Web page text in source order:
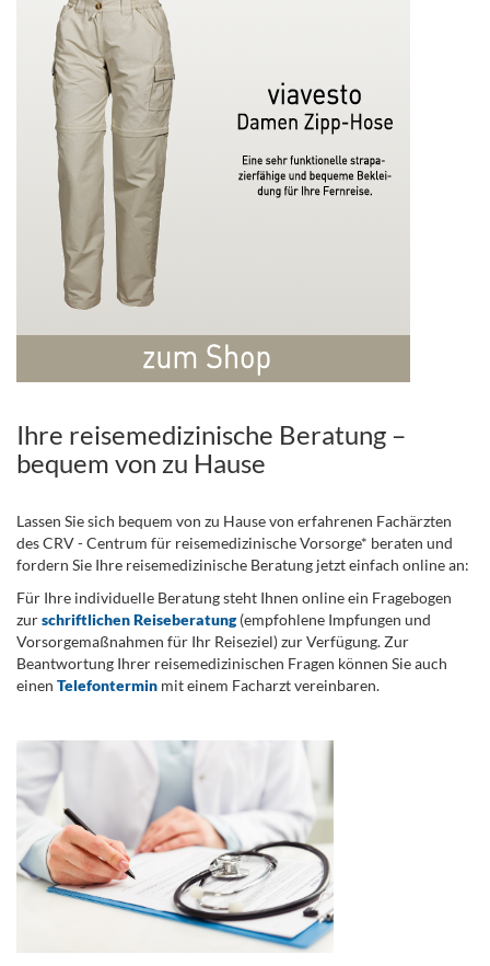
Ihre reisemedizinische Beratung –
bequem von zu Hause
Lassen Sie sich bequem von zu Hause von erfahrenen Fachärzten
des CRV - Centrum für reisemedizinische Vorsorge* beraten und
fordern Sie Ihre reisemedizinische Beratung jetzt einfach online an:
Für Ihre individuelle Beratung steht Ihnen online ein Fragebogen
zurschriftlichen Reiseberatung(empfohlene Impfungen und
Vorsorgemaßnahmen für Ihr Reiseziel) zur Verfügung. Zur
Beantwortung Ihrer reisemedizinischen Fragen können Sie auch
einen Telefontermin mit einem Facharzt vereinbaren.